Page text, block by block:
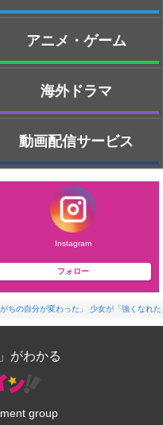
アニメ・ゲーム
海外ドラマ
動画配信サービス
Instagram
フォロー
ちの自分が変わった」 少女が「強くなれ
がわかる
group